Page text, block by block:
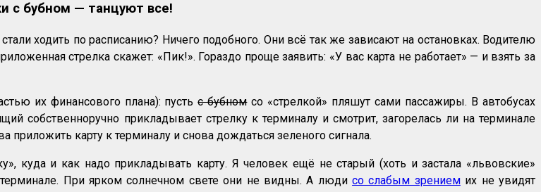
с бубном — танцуют все!
ходить по расписанию? Ничего подобного. Они всё так же зависают на остановках. Водителю
стрелка скажет: «Пик!». Гораздо проще заявить: «У вас карта не работает» — и взять за
их финансового плана): пустьс бубномсо «стрелкой» пляшут сами пассажиры. В автобусах
собственноручно прикладывает стрелку к терминалу и смотрит, загорелась ли на терминале
карту к терминалу и снова дождаться зеленого сигнала.
куда и как надо прикладывать карту. Я человек ещё не старый (хоть и застала «львовские»
При ярком солнечном свете они не видны. А людисо слабым зрениемих не увидят